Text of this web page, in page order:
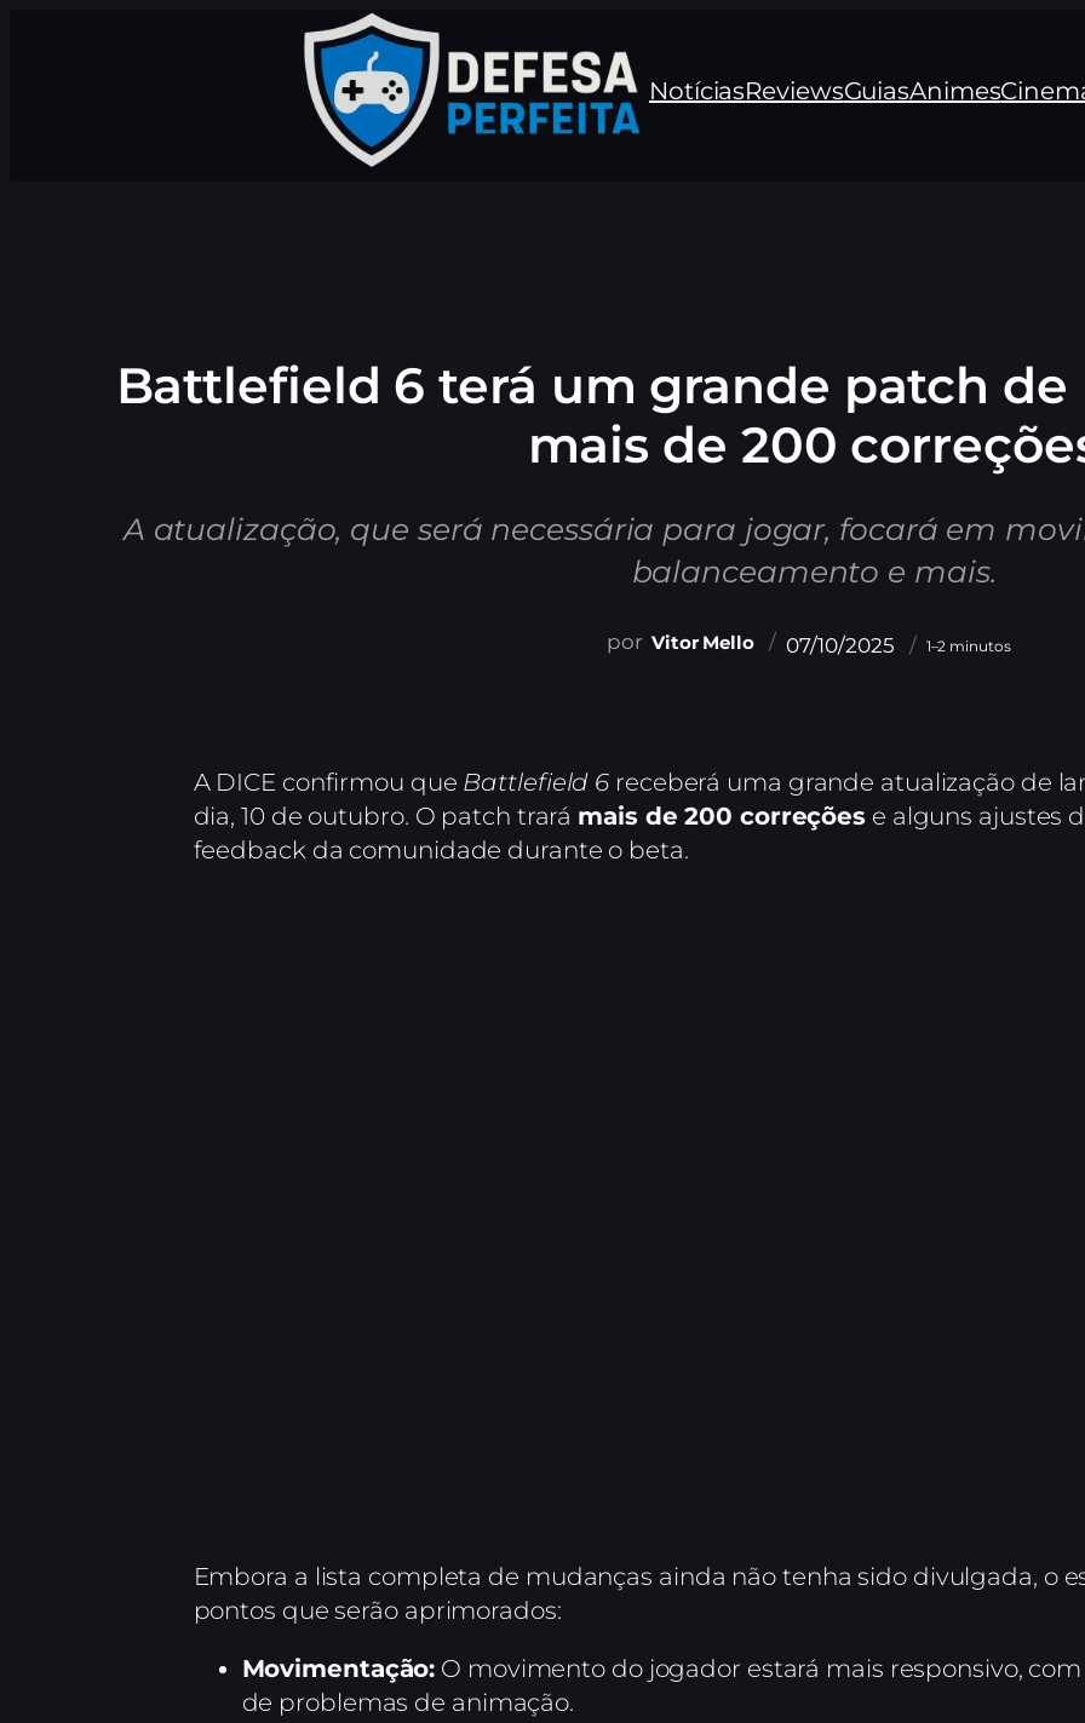
NotíciasReviewsGuiasAnimes
Battlefield 6 terá um grande patch
mais de 200
A atualização, que será necessária para jogar, focará em
balanceamento e mais.
Vitor Mello 07/10/2025 1–2 minutos
A DICE confirmou que Battlefield 6 receberá uma grande atualização de
dia, 10 de outubro. O patch trará mais de 200 correções e alguns ajustes
feedback da comunidade durante o beta.
Embora a lista completa de mudanças ainda não tenha sido divulgada, o
pontos que serão aprimorados:
Movimentação: O movimento do jogador estará mais responsivo,
de problemas de animação.